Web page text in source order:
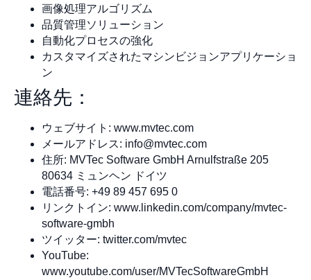
画像処理アルゴリズム
品質管理ソリューション
自動化プロセスの強化
カスタマイズされたマシンビジョンアプリケーショ
ン
連絡先：
ウェブサイト: www.mvtec.com
メールアドレス: info@mvtec.com
住所: MVTec Software GmbH Arnulfstraße 205
80634 ミュンヘン ドイツ
電話番号: +49 89 457 695 0
リンクトイン: www.linkedin.com/company/mvtec-
software-gmbh
ツイッター: twitter.com/mvtec
YouTube:
www.youtube.com/user/MVTecSoftwareGmbH